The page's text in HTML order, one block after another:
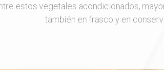
estos vegetales acondicionados,
también en frasco y en